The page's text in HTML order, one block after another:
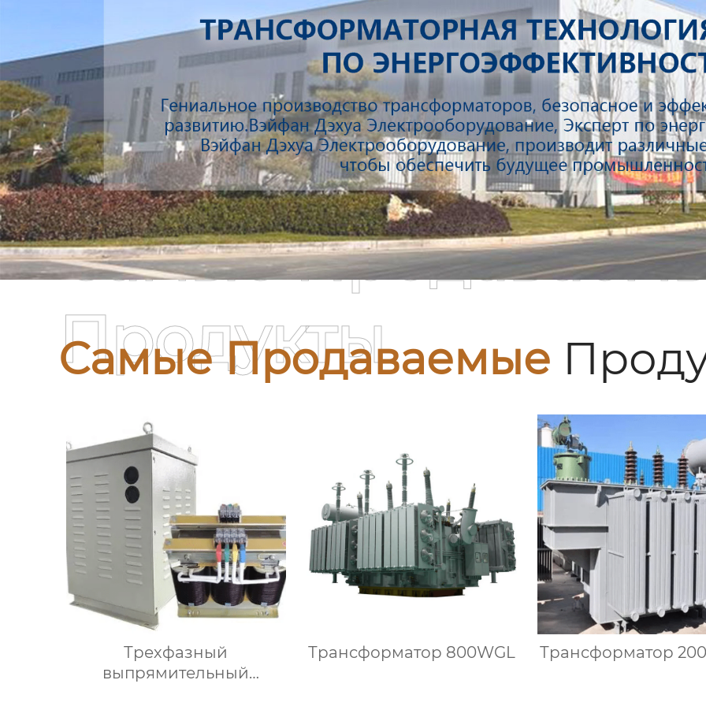
Самые Продаваемые
Самые
Продукты
Трехфазный
выпрямительный
Трансформатор 800WGL Трансформатор